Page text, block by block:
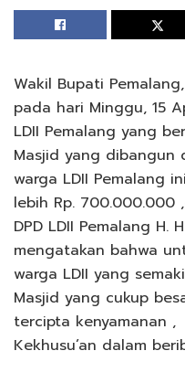
Wakil Bupati
pada hari Minggu, 15
LDII Pemalang yang
Masjid yang dibangun
warga LDII Pemalang
lebih Rp. 700.000.000
DPD LDII Pemalang H.
mengatakan bahwa
warga LDII yang
Masjid yang cukup
tercipta kenyamanan
Kekhusu’an dalam